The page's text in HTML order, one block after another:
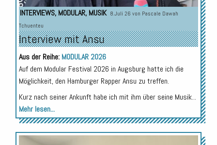
INTERVIEWS, MODULAR, MUSIK 8.Juli 26 von Pascale Dawah
Tchuenteu
Interview mit Ansu
Aus der Reihe: MODULAR 2026
Auf dem Modular Festival 2026 in Augsburg hatte ich die
Möglichkeit, den Hamburger Rapper Ansu zu treffen.
Kurz nach seiner Ankunft habe ich mit ihm über seine Musik...
Mehr lesen...
Audio-